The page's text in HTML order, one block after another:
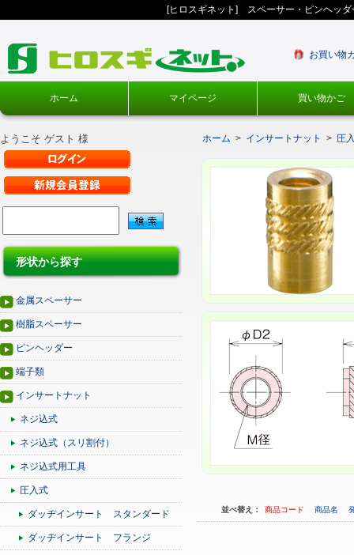
[ヒロスギネット] スペーサー・ピンヘッ
お買い物
ホーム マイページ 買い物かご
ようこそ ゲスト 様
形状から探す
金属スペーサー
樹脂スペーサー
ピンヘッダー
端子類
インサートナット
ネジ込式
ネジ込式（スリ割付）
ネジ込式用工具
圧入式
ダッヂインサート スタンダード
ダッヂインサート フランジ
ホーム > インサートナット > 圧
並べ替え： 商品コード 商品名